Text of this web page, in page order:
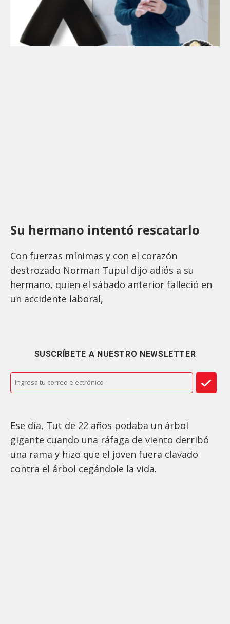
Su hermano intentó rescatarlo
Con fuerzas mínimas y con el corazón
destrozado Norman Tupul dijo adiós a su
hermano, quien el sábado anterior falleció en
un accidente laboral,
SUSCRÍBETE A NUESTRO NEWSLETTER
Ese día, Tut de 22 años podaba un árbol
gigante cuando una ráfaga de viento derribó
una rama y hizo que el joven fuera clavado
contra el árbol cegándole la vida.